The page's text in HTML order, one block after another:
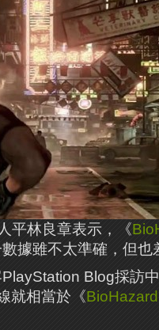
平林良章表示，《
據雖不太準確，但也
Blog採訪
就相當於《BioHazard